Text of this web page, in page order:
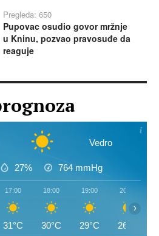
Pregleda: 650
Pupovac osudio govor mržnje
u Kninu, pozvao pravosuđe da
reaguje
Vedro
27% 764 mmHg
17:00
31°C
18:00
30°C
19:00
29°C
20:00
26°C
›